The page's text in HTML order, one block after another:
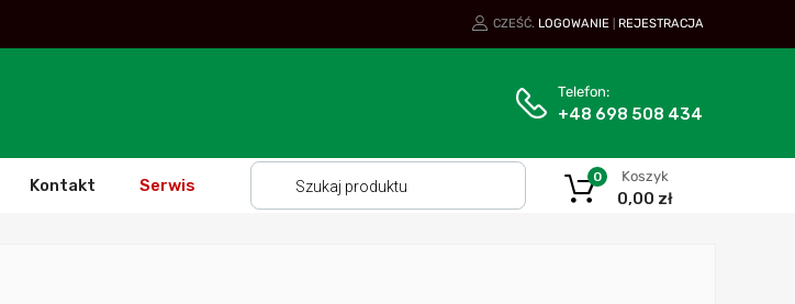
CZEŚĆ. LOGOWANIE REJESTRACJA
Telefon:
+48 698 508 434
Kontakt Serwis Koszyk
0,00 zł
0